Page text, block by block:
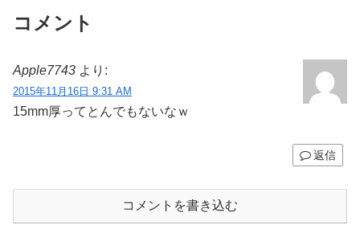
コメント
Apple7743 より:
2015年11月16日 9:31 AM
15mm厚ってとんでもないなｗ
返信
コメントを書き込む